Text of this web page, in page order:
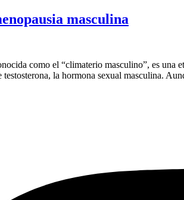
masculina
como el “climaterio masculino”, es una
testosterona, la hormona sexual masculina.